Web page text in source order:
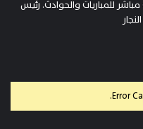
للمباريات والحوادث. رئيس
Error